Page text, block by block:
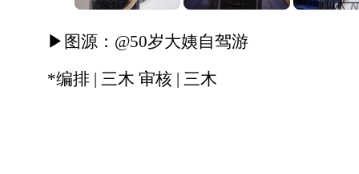
▶图源：@50岁大姨自驾游
*编排 | 三木 审核 | 三木